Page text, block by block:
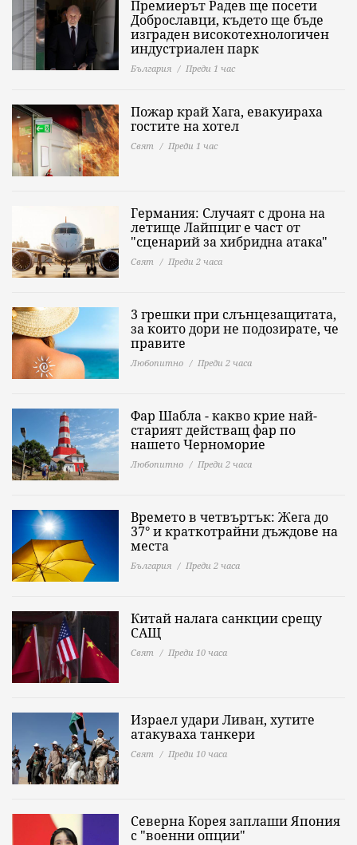
Премиерът Радев ще посети
Доброславци, където ще бъде
изграден високотехнологичен
индустриален парк
България Преди 1 час
Пожар край Хага, евакуираха
гостите на хотел
Свят Преди 1 час
Германия: Случаят с дрона на
летище Лайпциг е част от
"сценарий за хибридна атака"
Свят Преди 2 часа
3 грешки при слънцезащитата,
за които дори не подозирате, че
правите
Любопитно Преди 2 часа
Фар Шабла - какво крие най-
старият действащ фар по
нашето Черноморие
Любопитно Преди 2 часа
Времето в четвъртък: Жега до
37° и краткотрайни дъждове на
места
България Преди 2 часа
Китай налага санкции срещу
САЩ
Свят Преди 10 часа
Израел удари Ливан, хутите
атакуваха танкери
Свят Преди 10 часа
Северна Корея заплаши Япония
с "военни опции"